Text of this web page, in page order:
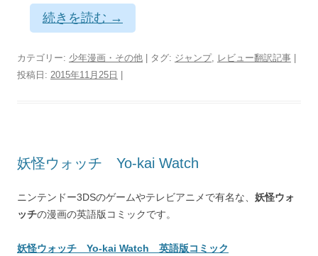
続きを読む →
カテゴリー: 少年漫画・その他 | タグ: ジャンプ, レビュー翻訳記事
投稿日: 2015年11月25日
妖怪ウォッチ Yo-kai Watch
ニンテンドー3DSのゲームやテレビアニメで有名な、 妖怪ウォ
ッチの漫画の英語版コミックです。
妖怪ウォッチ Yo-kai Watch 英語版コミック